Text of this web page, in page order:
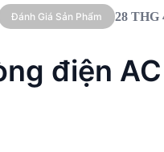
Đánh Giá Sản Phẩm 28 THG
điện